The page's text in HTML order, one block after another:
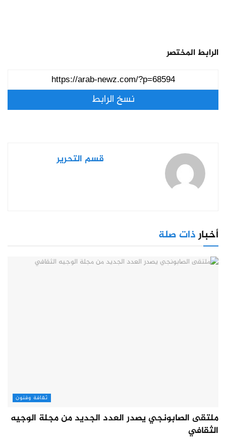
الرابط المختصر
نسخ الرابط
قسم التحرير
أخبارذات صلة
ثقافة وفنون
ملتقى الصابونجي يصدر العدد الجديد من مجلة الوجيه
الثقافي